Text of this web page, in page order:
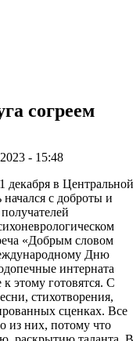
согреем
- 15:48
1 декабря в Центральной
с доброты и
«Добрым словом
Дню
интерната
этому готовятся. С
стихотворения,
сценках. Все
из них, потому что